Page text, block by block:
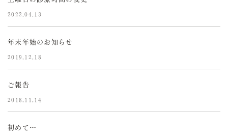
2022.04.13
年末年始のお知らせ
2019.12.18
ご報告
2018.11.14
初めて…